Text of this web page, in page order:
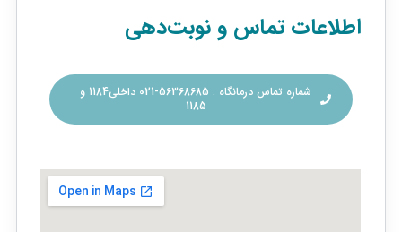
اطلاعات تماس و نوبت‌دهی
شماره تماس درمانگاه : 56368685-021 داخلی1184 و
1185